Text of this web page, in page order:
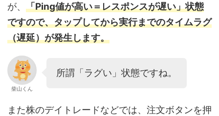
が、 「Ping値が高い＝レスポンスが遅い」状態
ですので、タップしてから実行までのタイムラグ
（遅延）が発生します。
柴山くん
所謂「ラグい」状態ですね。
また株のデイトレードなどでは、注文ボタンを押